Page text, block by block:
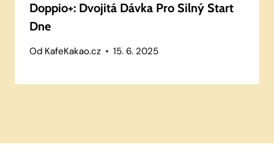
Doppio+: Dvojitá Dávka Pro Silný Start
Dne
Od KafeKakao.cz 15. 6. 2025